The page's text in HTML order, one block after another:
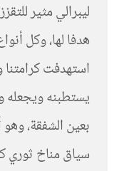
ليبرالي مثير
هدفا لها، وكل
استهدفت كرامتنا
يستطبنه ويجعله
بعين الشفقة،
سياق مناخ ثوري